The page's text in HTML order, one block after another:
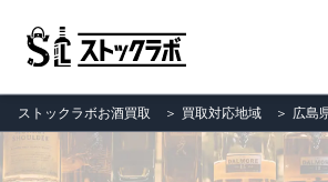
ストックラボお酒買取 ＞ 買取対応地域 ＞ 広島